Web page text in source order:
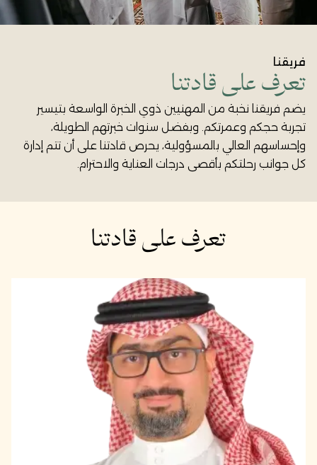
فريقنا
تعرف على قادتنا
يضم فريقنا نخبة من المهنيين ذوي الخبرة الواسعة بتيسير
تجربة حجكم وعمرتكم. وبفضل سنوات خبرتهم الطويلة،
وإحساسهم العالي بالمسؤولية، يحرص قادتنا على أن تتم إدارة
كل جوانب رحلتكم بأقصى درجات العناية والاحترام.
تعرف على قادتنا